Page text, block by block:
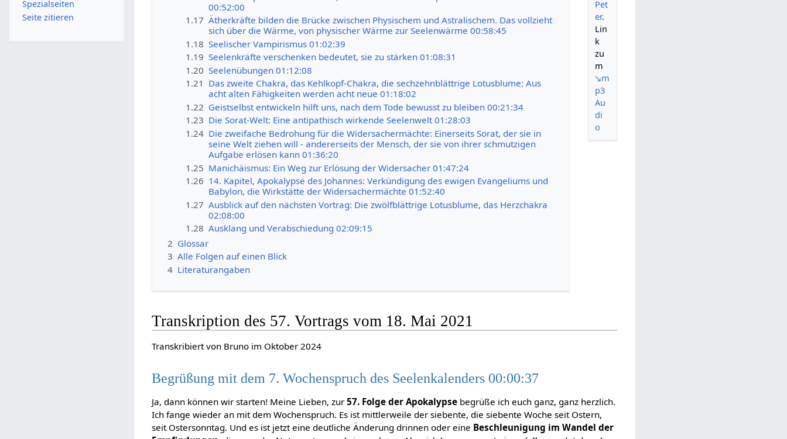
Pet
er.
Lin
k
zu
m
↘m
p3
Au
di
o
00:52:00
1.17 Ätherkräfte bilden die Brücke zwischen Physischem und Astralischem. Das vollzieht
sich über die Wärme, von physischer Wärme zur Seelenwärme 00:58:45
1.18 Seelischer Vampirismus 01:02:39
1.19 Seelenkräfte verschenken bedeutet, sie zu stärken 01:08:31
1.20 Seelenübungen 01:12:08
1.21 Das zweite Chakra, das Kehlkopf-Chakra, die sechzehnblättrige Lotusblume: Aus
acht alten Fähigkeiten werden acht neue 01:18:02
1.22 Geistselbst entwickeln hilft uns, nach dem Tode bewusst zu bleiben 00:21:34
1.23 Die Sorat-Welt: Eine antipathisch wirkende Seelenwelt 01:28:03
1.24 Die zweifache Bedrohung für die Widersachermächte: Einerseits Sorat, der sie in
seine Welt ziehen will - andererseits der Mensch, der sie von ihrer schmutzigen
Aufgabe erlösen kann 01:36:20
1.25 Manichäismus: Ein Weg zur Erlösung der Widersacher 01:47:24
1.26 14. Kapitel, Apokalypse des Johannes: Verkündigung des ewigen Evangeliums und
Babylon, die Wirkstätte der Widersachermächte 01:52:40
1.27 Ausblick auf den nächsten Vortrag: Die zwölfblättrige Lotusblume, das Herzchakra
02:08:00
1.28 Ausklang und Verabschiedung 02:09:15
2 Glossar
3 Alle Folgen auf einen Blick
4 Literaturangaben
Transkription des 57. Vortrags vom 18. Mai 2021
Transkribiert von Bruno im Oktober 2024
Begrüßung mit dem 7. Wochenspruch des Seelenkalenders 00:00:37
Ja, dann können wir starten! Meine Lieben, zur57. Folge der Apokalypse begrüße ich euch ganz, ganz herzlich.
Ich fange wieder an mit dem Wochenspruch. Es ist mittlerweile der siebente, die siebente Woche seit Ostern,
seit Ostersonntag. Und es ist jetzt eine deutliche Änderung drinnen oder eine Beschleunigung im Wandel der
Spezialseiten
Seite zitieren